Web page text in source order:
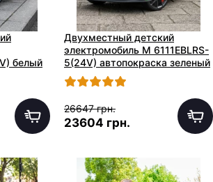
белый
Двухместный детский
электромобиль M 6111EBLRS-
5(24V) автопокраска зеленый
с EVA колесами
26647 грн.
23604 грн.